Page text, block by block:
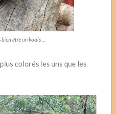
être un koala…
colorés les uns que les